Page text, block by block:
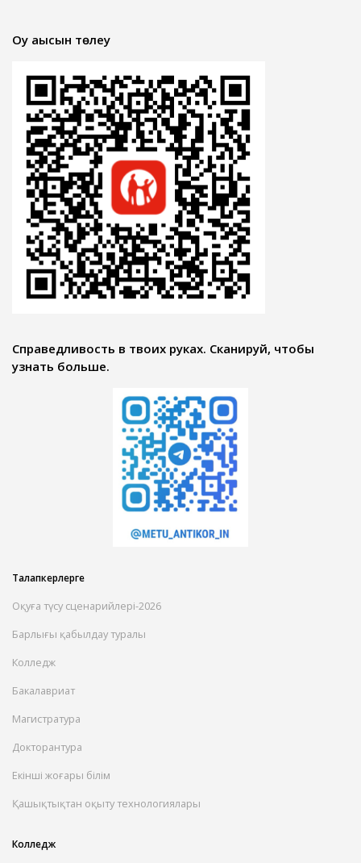
Оқу ақысын төлеу
Справедливость в твоих руках. Сканируй, чтобы
узнать больше.
Талапкерлерге
Оқуға түсу сценарийлері-2026
Барлығы қабылдау туралы
Колледж
Бакалавриат
Магистратура
Докторантура
Екінші жоғары білім
Қашықтықтан оқыту технологиялары
Колледж